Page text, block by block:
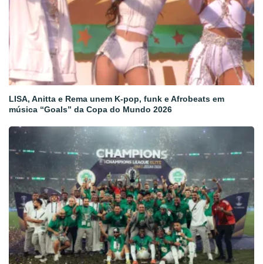
LISA, Anitta e Rema unem K-pop, funk e Afrobeats em
música “Goals” da Copa do Mundo 2026